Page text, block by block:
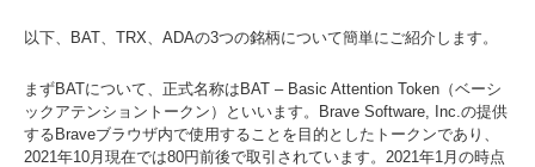
以下、BAT、TRX、ADAの3つの銘柄について簡単にご紹介します。
まずBATについて、正式名称はBAT – Basic Attention Token（ベーシ
ックアテンショントークン）といいます。Brave Software, Inc.の提供
するBraveブラウザ内で使用することを目的としたトークンであり、
2021年10月現在では80円前後で取引されています。2021年1月の時点